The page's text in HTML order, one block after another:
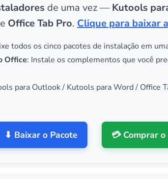
de uma vez — Kutools
e Office Tab Pro. Clique para baixar
todos os cinco pacotes de instalação em
Office: Instale os complementos que você
para Outlook / Kutools para Word / Office
⬇ Baixar o Pacote 💳 Comprar o